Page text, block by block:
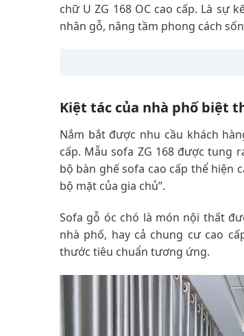
chữ U ZG 168 OC cao cấp. Là sự
nhân gỗ, nâng tầm phong cách
Kiệt tác của nhà phố biệt
Nắm bắt được nhu cầu khách
cấp. Mẫu sofa ZG 168 được tung
bộ bàn ghế sofa cao cấp thể hiện
bộ mặt của gia chủ”.
Sofa gỗ óc chó là món nội thất
nhà phố, hay cả chung cư cao
thước tiêu chuẩn tương ứng.